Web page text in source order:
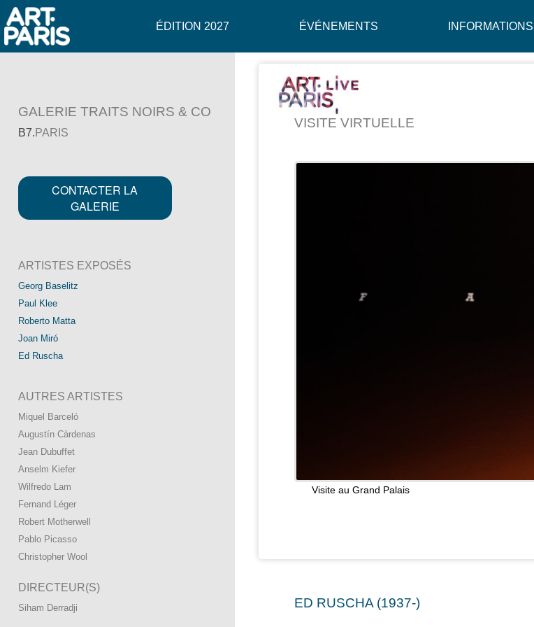
ÉDITION 2027 ÉVÉNEMENTS INFORMATIONS
GALERIE TRAITS NOIRS & CO
B7. PARIS
CONTACTER LA
GALERIE
ARTISTES EXPOSÉS
Georg Baselitz
Paul Klee
Roberto Matta
Joan Miró
Ed Ruscha
AUTRES ARTISTES
Miquel Barceló
Augustín Càrdenas
Jean Dubuffet
Anselm Kiefer
Wilfredo Lam
Fernand Léger
Robert Motherwell
Pablo Picasso
Christopher Wool
DIRECTEUR(S)
Siham Derradji
VISITE VIRTUELLE
Visite au Grand Palais
ED RUSCHA (1937-)